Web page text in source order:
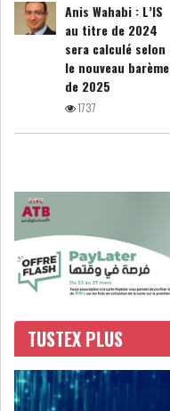
Anis Wahabi : L’IS
au titre de 2024
sera calculé selon
le nouveau barème
de 2025
1737
TUSTEX PLUS